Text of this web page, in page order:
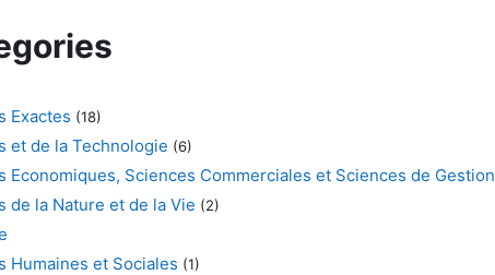
Exactes (18)
et de la Technologie (6)
Economiques, Sciences Commerciales et Sciences de Gestion
de la Nature et de la Vie (2)
Humaines et Sociales (1)